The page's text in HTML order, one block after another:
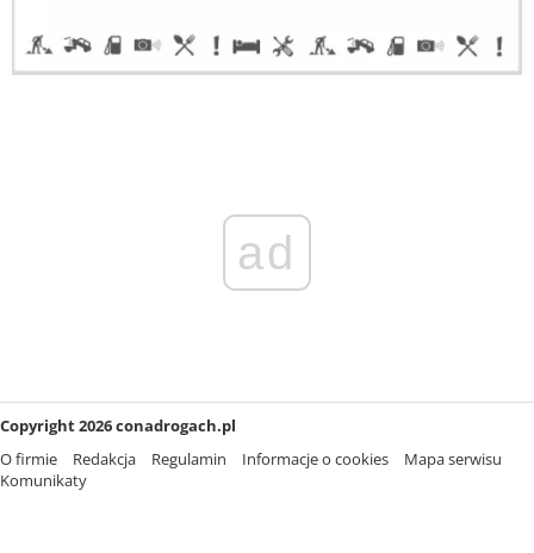
ad
Copyright 2026 conadrogach.pl
O firmie
Redakcja Regulamin Informacje o cookies
Mapa serwisu
Komunikaty